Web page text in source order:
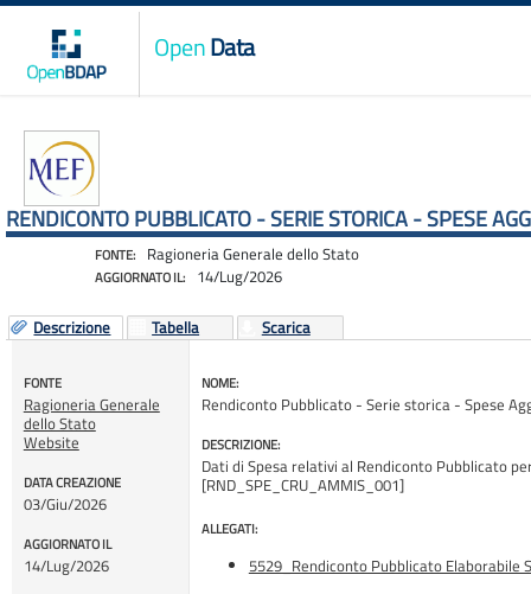
OpenData
RENDICONTO PUBBLICATO - SERIE STORICA - SPESE
FONTE: Ragioneria Generale dello Stato
AGGIORNATO IL: 14/Lug/2026
Descrizione Tabella Scarica
FONTE
Ragioneria Generale
dello Stato
Website
DATA CREAZIONE
03/Giu/2026
AGGIORNATO IL
14/Lug/2026
NOME:
Rendiconto Pubblicato - Serie storica - Spese
DESCRIZIONE:
Dati di Spesa relativi al Rendiconto Pubblicato
[RND_SPE_CRU_AMMIS_001]
ALLEGATI:
5529_Rendiconto Pubblicato Elaborabile